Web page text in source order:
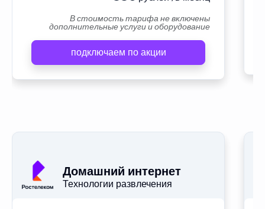
В стоимость тарифа не включены
дополнительные услуги и оборудование
подключаем по акции
Домашний интернет
Технологии развлечения